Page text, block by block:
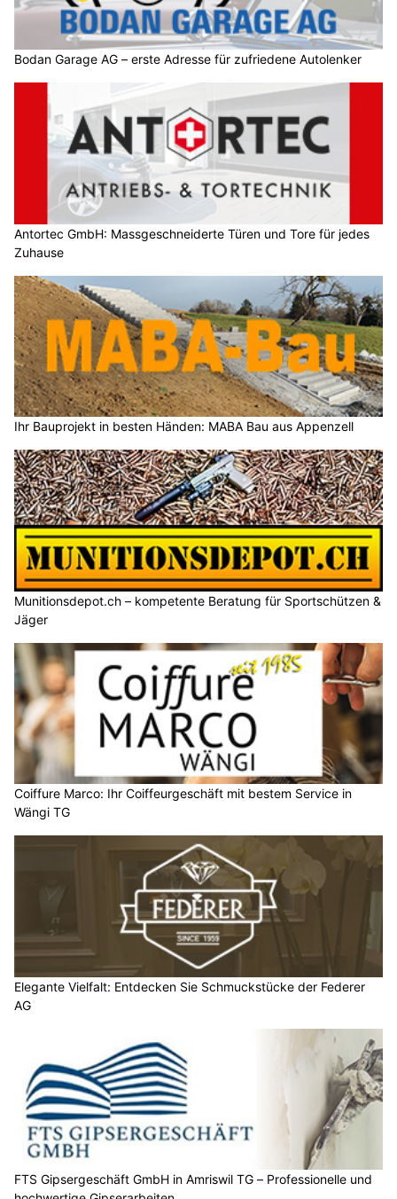
Bodan Garage AG – erste Adresse für zufriedene Autolenker
Antortec GmbH: Massgeschneiderte Türen und Tore für jedes
Zuhause
Ihr Bauprojekt in besten Händen: MABA Bau aus Appenzell
Munitionsdepot.ch – kompetente Beratung für Sportschützen &
Jäger
Coiffure Marco: Ihr Coiffeurgeschäft mit bestem Service in
Wängi TG
Elegante Vielfalt: Entdecken Sie Schmuckstücke der Federer
AG
FTS Gipsergeschäft GmbH in Amriswil TG – Professionelle und